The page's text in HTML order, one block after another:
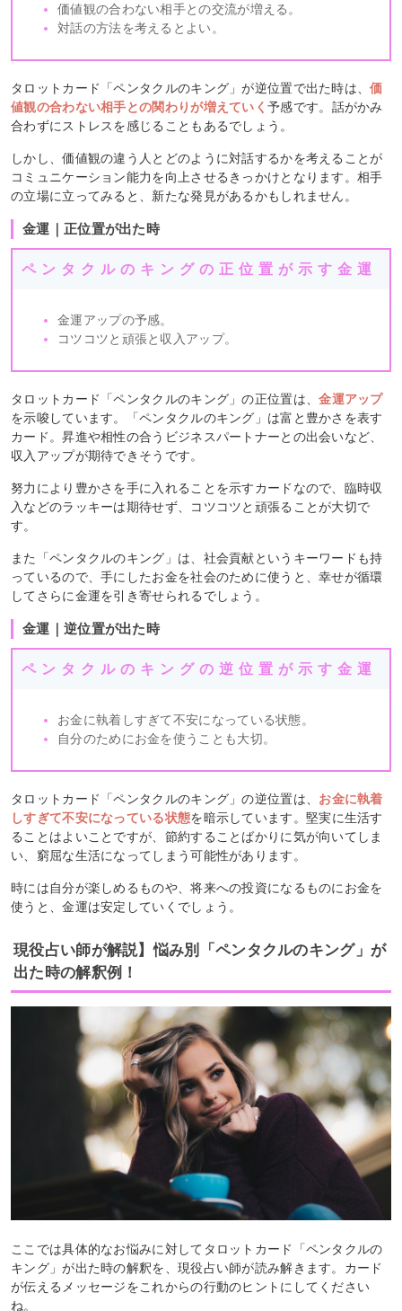
価値観の合わない相手との交流が増える。
対話の方法を考えるとよい。
タロットカード「ペンタクルのキング」が逆位置で出た時は、価
値観の合わない相手との関わりが増えていく予感です。話がかみ
合わずにストレスを感じることもあるでしょう。
しかし、価値観の違う人とどのように対話するかを考えることが
コミュニケーション能力を向上させるきっかけとなります。相手
の立場に立ってみると、新たな発見があるかもしれません。
金運｜正位置が出た時
ペンタクルのキングの正位置が示す金運
金運アップの予感。
コツコツと頑張と収入アップ。
タロットカード「ペンタクルのキング」の正位置は、金運アップ
を示唆しています。「ペンタクルのキング」は富と豊かさを表す
カード。昇進や相性の合うビジネスパートナーとの出会いなど、
収入アップが期待できそうです。
努力により豊かさを手に入れることを示すカードなので、臨時収
入などのラッキーは期待せず、コツコツと頑張ることが大切で
す。
また「ペンタクルのキング」は、社会貢献というキーワードも持
っているので、手にしたお金を社会のために使うと、幸せが循環
してさらに金運を引き寄せられるでしょう。
金運｜逆位置が出た時
ペンタクルのキングの逆位置が示す金運
お金に執着しすぎて不安になっている状態。
自分のためにお金を使うことも大切。
タロットカード「ペンタクルのキング」の逆位置は、 お金に執着
しすぎて不安になっている状態を暗示しています。堅実に生活す
ることはよいことですが、節約することばかりに気が向いてしま
い、窮屈な生活になってしまう可能性があります。
時には自分が楽しめるものや、将来への投資になるものにお金を
使うと、金運は安定していくでしょう。
現役占い師が解説】悩み別「ペンタクルのキング」が
出た時の解釈例！
ここでは具体的なお悩みに対してタロットカード「ペンタクルの
キング」が出た時の解釈を、現役占い師が読み解きます。カード
が伝えるメッセージをこれからの行動のヒントにしてください
ね。